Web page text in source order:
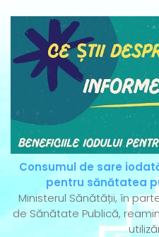
Consumul de sare
pentru sănătatea
Ministerul Sănătății, în
de Sănătate Publică,